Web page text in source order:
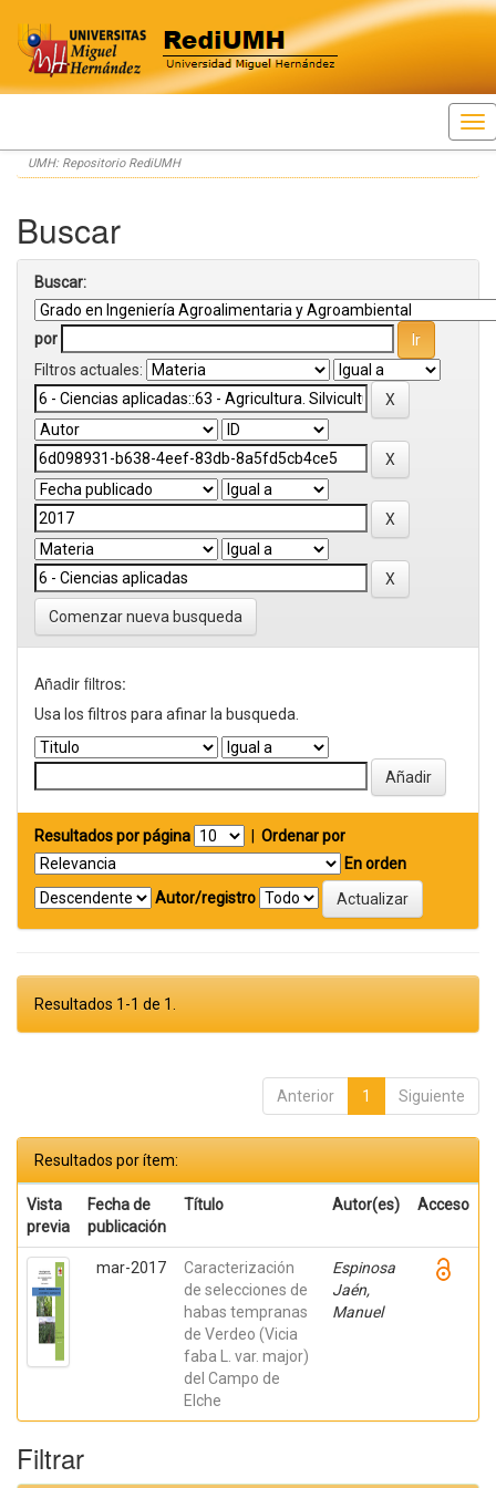
Skip
navigation
UMH: Repositorio RediUMH
Buscar
Buscar:
por
Filtros actuales:
Comenzar nueva busqueda
Añadir filtros:
Usa los filtros para afinar la busqueda.
Resultados por página
Ordenar por
En orden
Autor/registro
Resultados 1-1 de 1.
Anterior 1 Siguiente
Resultados por ítem:
Vista
previa
Fecha de
publicación
Título Autor(es) Acceso
mar-2017
Caracterización
de selecciones de
habas tempranas
de Verdeo (Vicia
faba L. var. major)
del Campo de
Elche
Espinosa
Jaén,
Manuel
Filtrar